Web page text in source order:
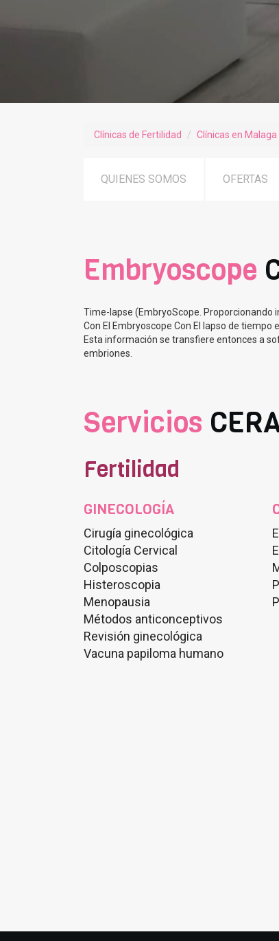
Clínicas de Fertilidad Clínicas en Malaga
QUIENES SOMOS OFERTAS
Embryoscope
Time-lapse (EmbryoScope. Proporcionando
Con El Embryoscope Con El lapso de
Esta información se transfiere entonces a
embriones.
Servicios
Fertilidad
GINECOLOGÍA
Cirugía ginecológica
Citología Cervical
Colposcopias
Histeroscopia
Menopausia
Métodos anticonceptivos
Revisión ginecológica
Vacuna papiloma humano